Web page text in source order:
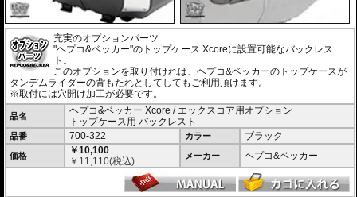
ヘルメットや日常の荷物をしっかりと収納できる大容量でありながら、使い
勝手にも妥協はありません。
また、持ち運びに便利なキャリーハンドルをケース両側に配置。
さらに、ケース内にはフロアマットを標準装備し、収納した荷物をケース底
面との擦れや衝撃から保護します。
車種別専用キャリアによる確実な取付
車種別専用設計のリアキャリア「スマートラック」をケースホルダーとして
採用。 シンプルでスマートな設計にこだわり、確実な取付が可能です。車体
デザインとの一体感にも優れ、マシンのイメージも損ないません。
製品仕様
容量 : 40L
サイズ : 30 × 44 × 37cm
充実のオプションパーツ
"ヘプコ&ベッカー"のトップケース Xcoreに設置可能なバックレス
ト。
このオプションを取り付ければ、ヘプコ&ベッカーのトップケースが
タンデムライダーの背もたれとしてしてもご利用頂けます。
※取付には穴開け加工が必要です。
品名
ヘプコ&ベッカー Xcore / エックスコア用オプション
トップケース用 バックレスト
品番 700-322 カラー ブラック
価格
￥10,100
￥ 11,110(税込) メーカー ヘプコ&ベッカー